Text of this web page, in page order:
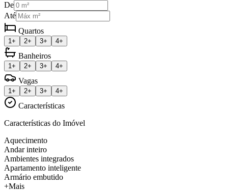
De
Até
Quartos
1+ 2+ 3+ 4+
Banheiros
1+ 2+ 3+ 4+
Vagas
1+ 2+ 3+ 4+
Características
Características do Imóvel
Aquecimento
Andar inteiro
Ambientes integrados
Apartamento inteligente
Armário embutido
+Mais